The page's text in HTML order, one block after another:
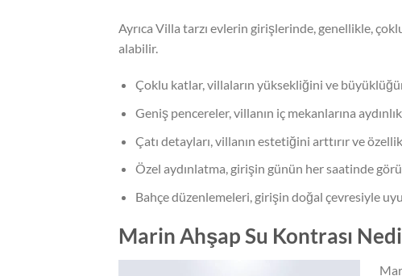
Ayrıca Villa tarzı evlerin girişlerinde, genellikle,
alabilir.
Çoklu katlar, villaların yüksekliğini ve
Geniş pencereler, villanın iç mekanlarına
Çatı detayları, villanın estetiğini arttırır ve
Özel aydınlatma, girişin günün her saatinde
Bahçe düzenlemeleri, girişin doğal çevresiyle
Marin Ahşap Su Kontrası